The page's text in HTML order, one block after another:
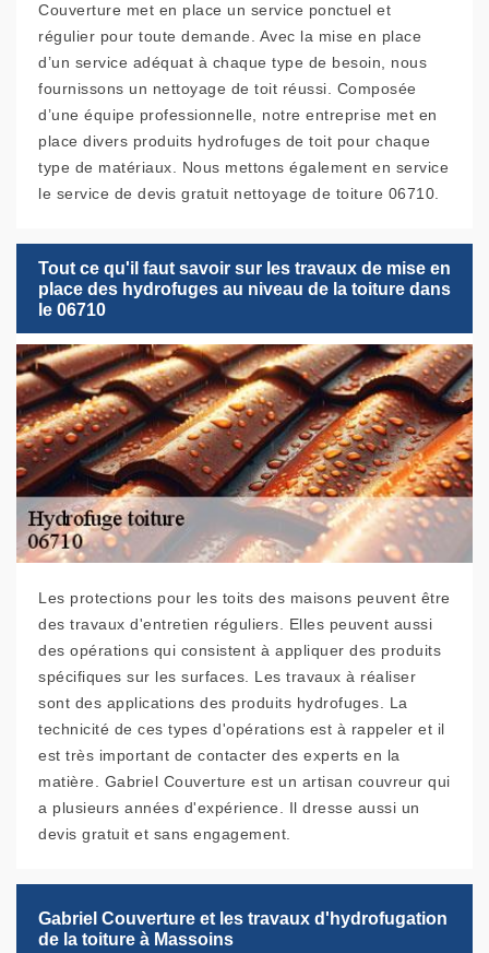
Couverture met en place un service ponctuel et
régulier pour toute demande. Avec la mise en place
d’un service adéquat à chaque type de besoin, nous
fournissons un nettoyage de toit réussi. Composée
d’une équipe professionnelle, notre entreprise met en
place divers produits hydrofuges de toit pour chaque
type de matériaux. Nous mettons également en service
le service de devis gratuit nettoyage de toiture 06710.
Tout ce qu'il faut savoir sur les travaux de mise en
place des hydrofuges au niveau de la toiture dans
le 06710
Les protections pour les toits des maisons peuvent être
des travaux d'entretien réguliers. Elles peuvent aussi
des opérations qui consistent à appliquer des produits
spécifiques sur les surfaces. Les travaux à réaliser
sont des applications des produits hydrofuges. La
technicité de ces types d'opérations est à rappeler et il
est très important de contacter des experts en la
matière. Gabriel Couverture est un artisan couvreur qui
a plusieurs années d'expérience. Il dresse aussi un
devis gratuit et sans engagement.
Gabriel Couverture et les travaux d'hydrofugation
de la toiture à Massoins